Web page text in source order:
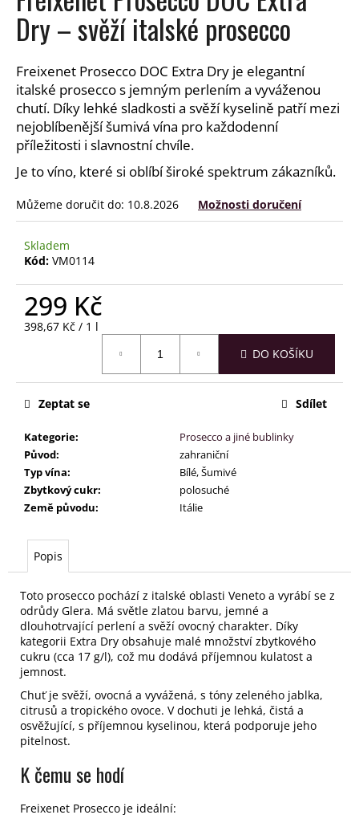
Dry – svěží italské prosecco
Freixenet Prosecco DOC Extra Dry je elegantní
italské prosecco s jemným perlením a vyváženou
chutí. Díky lehké sladkosti a svěží kyselině patří mezi
nejoblíbenější šumivá vína pro každodenní
příležitosti i slavnostní chvíle.
Je to víno, které si oblíbí široké spektrum zákazníků.
Můžeme doručit do: 10.8.2026 Možnosti doručení
Skladem
Kód: VM0114
299 Kč
Měrná
398,67 Kč / 1 l
DO KOŠÍKU
Kategorie:
Prosecco a jiné bublinky
Původ:
zahraniční
Typ vína:
Bílé, Šumivé
Zbytkový cukr:
polosuché
Země původu: Itálie
Zeptat se Sdílet
Popis
Toto prosecco pochází z italské oblasti Veneto a vyrábí se z
odrůdy Glera. Má světle zlatou barvu, jemné a
dlouhotrvající perlení a svěží ovocný charakter. Díky
kategorii Extra Dry obsahuje malé množství zbytkového
cukru (cca 17 g/l), což mu dodává příjemnou kulatost a
jemnost.
Chuť je svěží, ovocná a vyvážená, s tóny zeleného jablka,
citrusů a tropického ovoce. V dochuti je lehká, čistá a
osvěžující, s příjemnou kyselinou, která podporuje jeho
pitelnost.
K čemu se hodí
Freixenet Prosecco je ideální:
a
j
í
t
?
p
u
m